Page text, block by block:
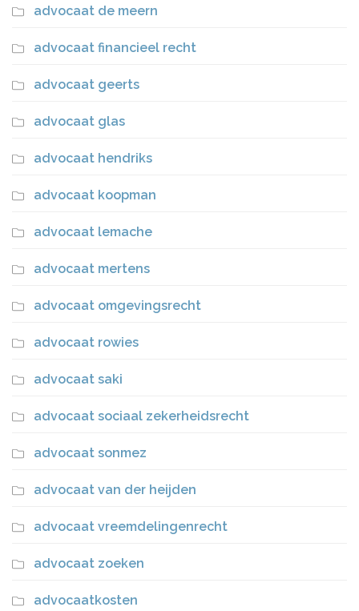
advocaat de meern
advocaat financieel recht
advocaat geerts
advocaat glas
advocaat hendriks
advocaat koopman
advocaat lemache
advocaat mertens
advocaat omgevingsrecht
advocaat rowies
advocaat saki
advocaat sociaal zekerheidsrecht
advocaat sonmez
advocaat van der heijden
advocaat vreemdelingenrecht
advocaat zoeken
advocaatkosten